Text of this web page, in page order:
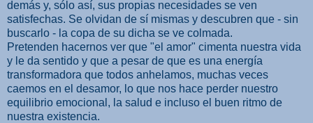
demás y, sólo así, sus propias necesidades se ven
satisfechas. Se olvidan de sí mismas y descubren que - sin
buscarlo - la copa de su dicha se ve colmada.
Pretenden hacernos ver que "el amor" cimenta nuestra vida
y le da sentido y que a pesar de que es una energía
transformadora que todos anhelamos, muchas veces
caemos en el desamor, lo que nos hace perder nuestro
equilibrio emocional, la salud e incluso el buen ritmo de
nuestra existencia.